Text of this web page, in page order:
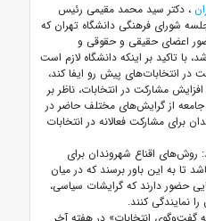
، دکتر سید محمد مقیمی رئیس
شورای فرهنگی دانشگاه تهران که
اعضای حقیقی و حقوقی و
با تاکید بر اینکه دانشگاه لازم است
در انتخابات‌های پیش رو ایفا کند،
مشارکت در انتخابات، ناظر بر
از گرایش‌های مختلف حاضر در
برای مشارکت فعالانه در انتخابات
روش‌های اقناع شهروندان برای
تا به این باور برسند که در میان
حضور دارند که گرایشات سیاسی،
نمایندگی کنند.